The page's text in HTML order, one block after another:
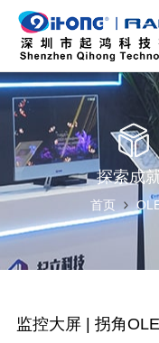
探索成
首页
监控大屏 | 拐角